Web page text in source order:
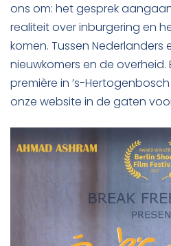
ons om: het gesprek
realiteit over inburgering en
komen. Tussen Nederlanders
nieuwkomers en de
première in ’s-
onze website in de gaten